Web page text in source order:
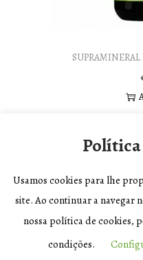
Copyright © 2026 Biolojinha|
Política
Usamos cookies para lhe
site. Ao continuar a navegar
nossa política de cookies,
condições.